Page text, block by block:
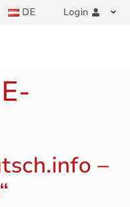
DE Login
E-
–